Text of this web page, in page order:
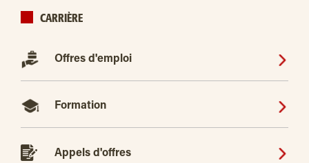
CARRIÈRE
Offres d'emploi
Formation
Appels d'offres